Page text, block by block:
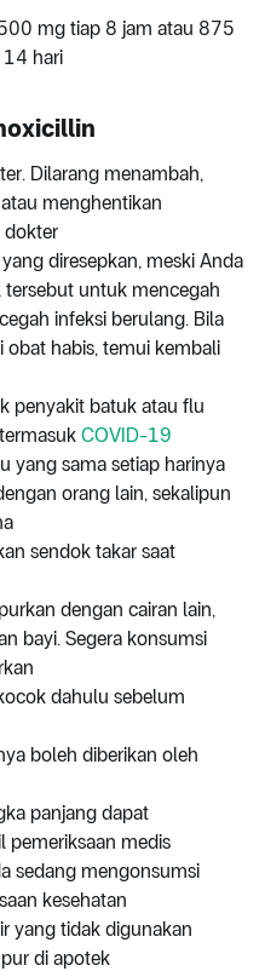
mg tiap 8 jam atau 875
hari
Dilarang menambah,
menghentikan
dokter
diresepkan, meski Anda
tersebut untuk mencegah
infeksi berulang. Bila
obat habis, temui kembali
penyakit batuk atau flu
COVID-19
yang sama setiap harinya
orang lain, sekalipun
sendok takar saat
dengan cairan lain,
bayi. Segera konsumsi
dahulu sebelum
boleh diberikan oleh
panjang dapat
pemeriksaan medis
sedang mengonsumsi
kesehatan
yang tidak digunakan
di apotek